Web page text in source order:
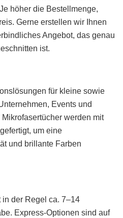
höher die Bestellmenge,
Gerne erstellen wir Ihnen
Angebot, das genau
ist.
für kleine sowie
Events und
werden mit
um eine
und brillante Farben
der Regel ca. 7–14
Express-Optionen sind auf